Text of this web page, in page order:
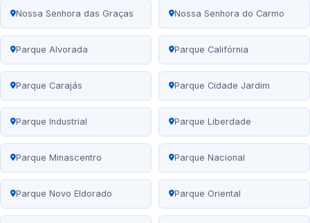
Nossa Senhora das Graças Nossa Senhora do Carmo
Parque Alvorada Parque Califórnia
Parque Carajás Parque Cidade Jardim
Parque Industrial Parque Liberdade
Parque Minascentro Parque Nacional
Parque Novo Eldorado Parque Oriental